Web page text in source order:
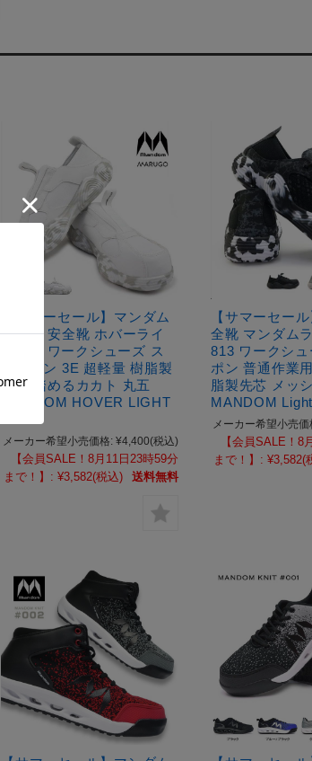
【サマーセール】マンダム
メンズ 安全靴 ホバーライ
ト 814 ワークシューズ ス
リッポン 3E 超軽量 樹脂製
先芯 踏めるカカト 丸五
MANDOM HOVER LIGHT
メーカー希望小売価格: ¥4,400(税込)
【会員SALE！8月11日23時59分
まで！】: ¥3,582(税込) 送料無料
【サマーセー
全靴 マンダム
813 ワークシュ
ポン 普通作業
脂製先芯 メッ
MANDOM
メーカー希望小売価
【会員SALE！8
まで！】: ¥3,582(